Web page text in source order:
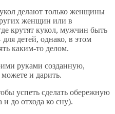
делают только женщины
женщин или в
крутят кукол, мужчин быть
детей, однако, в этом
каким-то делом.
руками созданную,
можете и дарить.
успеть сделать обережную
и до отхода ко сну).